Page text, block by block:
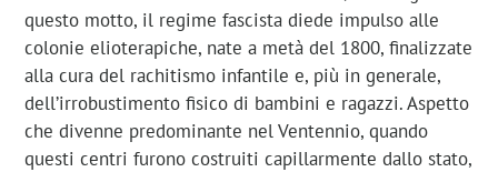
questo motto, il regime fascista diede impulso alle
colonie elioterapiche, nate a metà del 1800, finalizzate
alla cura del rachitismo infantile e, più in generale,
dell’irrobustimento fisico di bambini e ragazzi. Aspetto
che divenne predominante nel Ventennio, quando
questi centri furono costruiti capillarmente dallo stato,